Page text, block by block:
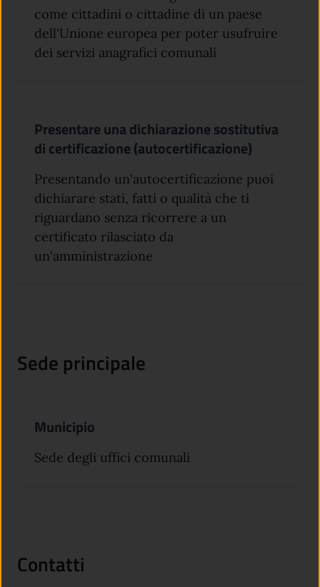
come cittadini o cittadine di un paese
dell'Unione europea per poter usufruire
dei servizi anagrafici comunali
Presentare una dichiarazione sostitutiva
di certificazione (autocertificazione)
Presentando un'autocertificazione puoi
dichiarare stati, fatti o qualità che ti
riguardano senza ricorrere a un
certificato rilasciato da
un'amministrazione
Sede principale
Municipio
Sede degli uffici comunali
Contatti